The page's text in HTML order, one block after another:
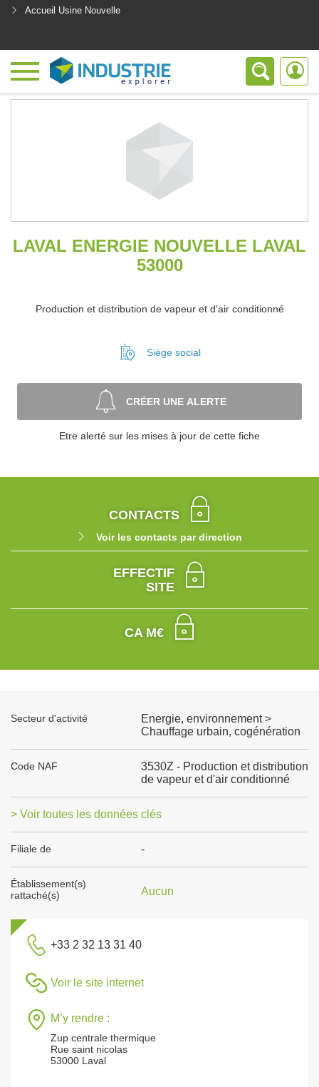
Accueil Usine Nouvelle
LAVAL ENERGIE NOUVELLE LAVAL
53000
Production et distribution de vapeur et d'air conditionné
Siège social
CRÉER UNE ALERTE
Etre alerté sur les mises à jour de cette fiche
CONTACTS
Voir les contacts par direction
EFFECTIF
SITE
CA M€
Secteur d'activité
Energie, environnement >
Chauffage urbain, cogénération
Code NAF
3530Z - Production et distribution
de vapeur et d'air conditionné
> Voir toutes les données clés
Filiale de -
Établissement(s)
rattaché(s)
Aucun
+33 2 32 13 31 40
Voir le site internet
M’y rendre :
Zup centrale thermique
Rue saint nicolas
53000 Laval